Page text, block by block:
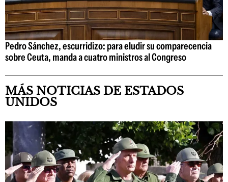
Pedro Sánchez, escurridizo: para eludir su comparecencia
sobre Ceuta, manda a cuatro ministros al Congreso
MÁS NOTICIAS DE ESTADOS
UNIDOS